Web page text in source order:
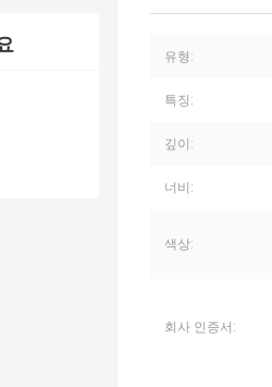
유형:
특징:
깊이:
너비:
색상:
회사 인증서: